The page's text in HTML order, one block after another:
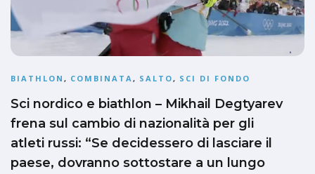
BIATHLON , COMBINATA, SALTO, SCI DI FONDO
Sci nordico e biathlon – Mikhail Degtyarev
frena sul cambio di nazionalità per gli
atleti russi: “Se decidessero di lasciare il
paese, dovranno sottostare a un lungo